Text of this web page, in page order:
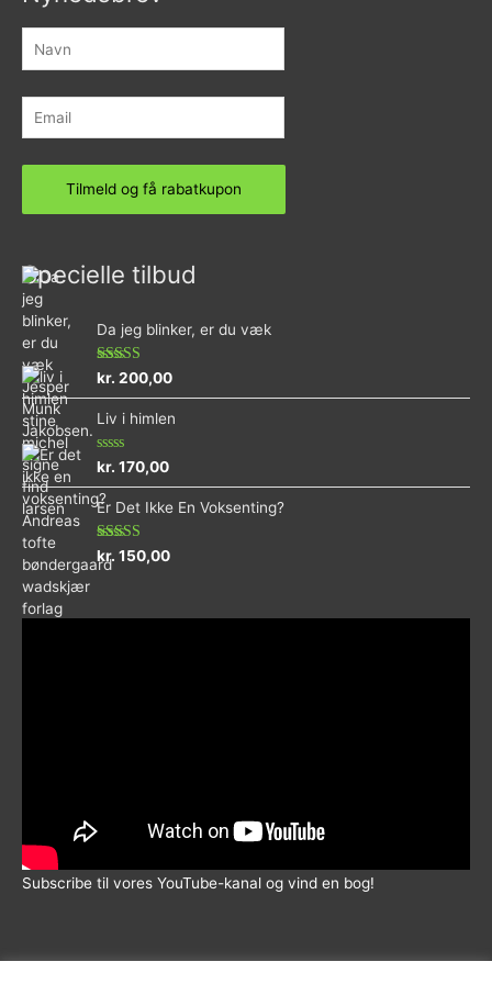
Specielle tilbud
Da jeg blinker, er du væk
Vurderet
ud af 5
kr. 200,00
Liv i himlen
Vurderet
ud
af
5
kr. 170,00
Er Det Ikke En Voksenting?
Vurderet
5.00
ud af 5
kr. 150,00
Subscribe til vores YouTube-kanal og vind en bog!